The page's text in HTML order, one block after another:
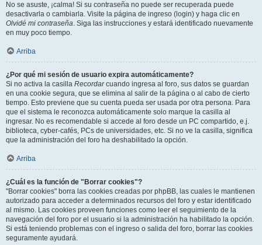
No se asuste, ¡calma! Si su contraseña no puede ser recuperada puede
desactivarla o cambiarla. Visite la página de ingreso (login) y haga clic en
Olvidé mi contraseña. Siga las instrucciones y estará identificado nuevamente
en muy poco tiempo.
Arriba
¿Por qué mi sesión de usuario expira automáticamente?
Si no activa la casilla Recordarcuando ingresa al foro, sus datos se guardan
en una cookie segura, que se elimina al salir de la página o al cabo de cierto
tiempo. Esto previene que su cuenta pueda ser usada por otra persona. Para
que el sistema le reconozca automáticamente solo marque la casilla al
ingresar. No es recomendable si accede al foro desde un PC compartido, e.j.
biblioteca, cyber-cafés, PCs de universidades, etc. Si no ve la casilla, significa
que la administración del foro ha deshabilitado la opción.
Arriba
¿Cuál es la función de "Borrar cookies"?
"Borrar cookies" borra las cookies creadas por phpBB, las cuales le mantienen
autorizado para acceder a determinados recursos del foro y estar identificado
al mismo. Las cookies proveen funciones como leer el seguimiento de la
navegación del foro por el usuario si la administración ha habilitado la opción.
Si está teniendo problemas con el ingreso o salida del foro, borrar las cookies
seguramente ayudará.